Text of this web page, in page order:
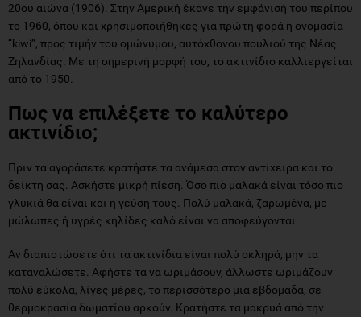
20ου αιώνα (1906). Στην Αμερική έκανε την εμφάνισή του περίπου
το 1960, όπου και χρησιμοποιήθηκες για πρώτη φορά η ονομασία
“kiwi”, προς τιμήν του ομώνυμου, αυτόχθονου πουλιού της Νέας
Ζηλανδίας. Με τη σημερινή μορφή του, το ακτινίδιο καλλιεργείται
από το 1950.
Πως να επιλέξετε το καλύτερο
ακτινίδιο;
Πριν τα αγοράσετε κρατήστε τα ανάμεσα στον αντίχειρα και το
δείκτη σας. Ασκήστε μικρή πίεση. Όσο πιο μαλακά είναι τόσο πιο
γλυκιά θα είναι και η γεύση τους. Πολύ μαλακά, ζαρωμένα, με
μώλωπες ή υγρές κηλίδες καλό είναι να αποφεύγονται.
Αν διαπιστώσετε ότι τα ακτινίδια είναι πολύ σκληρά, μην τα
καταναλώσετε. Αφήστε τα να ωριμάσουν, άλλωστε ωριμάζουν
πολύ εύκολα, λίγες μέρες, το περισσότερο μια εβδομάδα, σε
θερμοκρασία δωματίου αρκούν. Κρατήστε τα μακρυά από την